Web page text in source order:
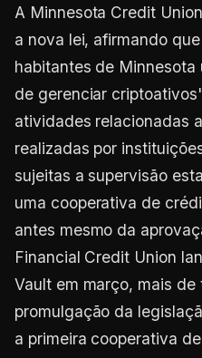
A Minnesota Credit
a nova lei, afirmando
habitantes de Minnesota
de gerenciar
atividades relacionadas
realizadas por
sujeitas a supervisão
uma cooperativa de
antes mesmo da
Financial Credit Union
Vault em março, mais
promulgação da
a primeira cooperativa